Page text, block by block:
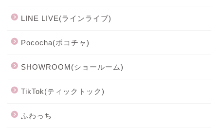
LINE LIVE(ラインライブ)
Pococha(ポコチャ)
SHOWROOM(ショールーム)
TikTok(ティックトック)
ふわっち